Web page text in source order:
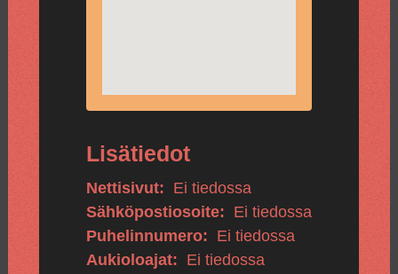
Lisätiedot
Nettisivut: Ei tiedossa
Sähköpostiosoite: Ei tiedossa
Puhelinnumero: Ei tiedossa
Aukioloajat: Ei tiedossa